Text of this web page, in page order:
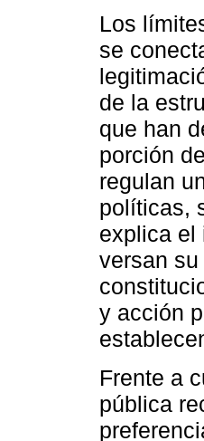
Los
se
de la
que han
porción
regulan
políticas,
explica el
versan
y acción
Frente a
pública